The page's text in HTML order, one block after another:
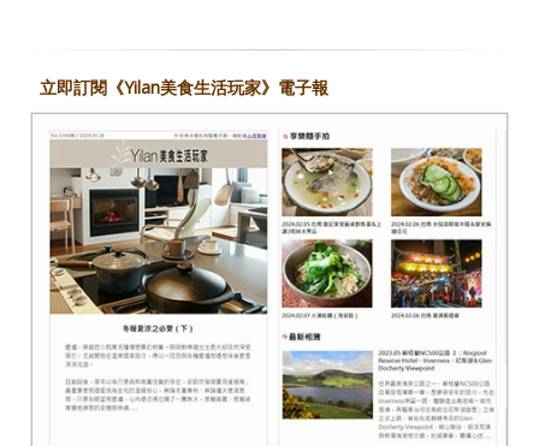
立即訂閱《Yilan美食生活玩家》電子報